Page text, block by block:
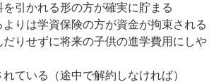
を引かれる形の方が確実に貯まる
よりは学資保険の方が資金が拘束される
だりせずに将来の子供の進学費用にしや
ている（途中で解約しなければ）